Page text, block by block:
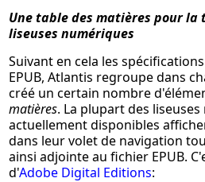
Une table des matières pour
liseuses numériques
Suivant en cela les
EPUB, Atlantis regroupe dans
créé un certain nombre
matières. La plupart des
actuellement disponibles
dans leur volet de navigation
ainsi adjointe au fichier EPUB.
d'Adobe Digital Editions: